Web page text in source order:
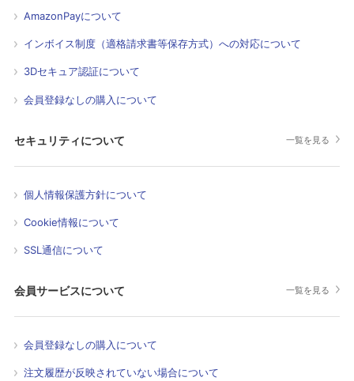
AmazonPayについて
インボイス制度（適格請求書等保存方式）への対応について
3Dセキュア認証について
会員登録なしの購入について
セキュリティについて 一覧を見る
個人情報保護方針について
Cookie情報について
SSL通信について
会員サービスについて 一覧を見る
会員登録なしの購入について
注文履歴が反映されていない場合について